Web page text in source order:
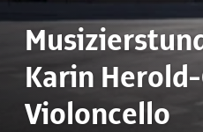
Karin
Violoncello